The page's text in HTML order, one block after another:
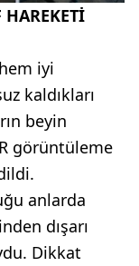
iyi
kaldıkları
beyin
görüntüleme
anlarda
dışarı
Dikkat